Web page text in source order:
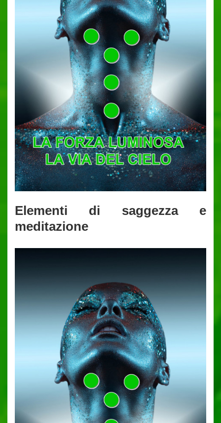
Elementi di saggezza e
meditazione